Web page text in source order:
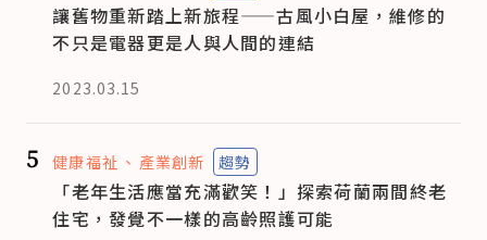
讓舊物重新踏上新旅程——古風小白屋，維修的
不只是電器更是人與人間的連結
2023.03.15
5 健康福祉 產業創新 趨勢
「老年生活應當充滿歡笑！」探索荷蘭兩間終老
住宅，發覺不一樣的高齡照護可能